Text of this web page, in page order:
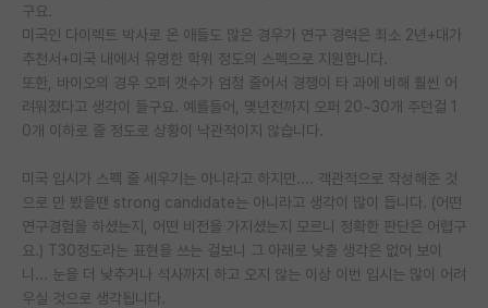
구요.
미국인 다이렉트 박사로 온 애들도 많은 경우가 연구 경력은 최소 2년+대가
추천서+미국 내에서 유명한 학위 정도의 스펙으로 지원합니다.
또한, 바이오의 경우 오퍼 갯수가 엄청 줄어서 경쟁이 타 과에 비해 훨씬 어
려워졌다고 생각이 들구요. 예를들어, 몇년전까지 오퍼 20~30개 주던걸 1
0개 이하로 줄 정도로 상황이 낙관적이지 않습니다.
미국 입시가 스펙 줄 세우기는 아니라고 하지만.... 객관적으로 작성해준 것
으로 만 봤을땐 strong candidate는 아니라고 생각이 많이 듭니다. (어떤
연구경험을 하셨는지, 어떤 비전을 가지셨는지 모르니 정확한 판단은 어렵구
요.) T30정도라는 표현을 쓰는 걸보니 그 아래로 낮출 생각은 없어 보이
니... 눈을 더 낮추거나 석사까지 하고 오지 않는 이상 이번 입시는 많이 어려
우실 것으로 생각됩니다.